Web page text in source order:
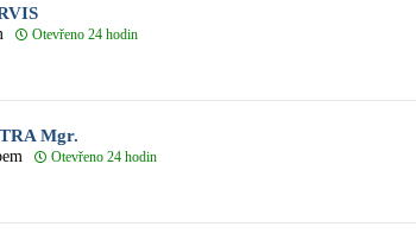
Otevřeno 24 hodin
Mgr.
Otevřeno 24 hodin